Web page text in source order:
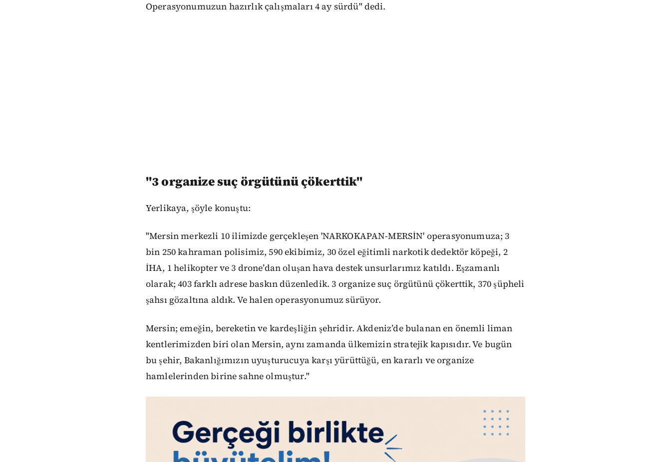
Operasyonumuzun hazırlık çalışmaları 4 ay sürdü" dedi.
"3 organize suç örgütünü çökerttik"
Yerlikaya, şöyle konuştu:
"Mersin merkezli 10 ilimizde gerçekleşen 'NARKOKAPAN-MERSİN' operasyonumuza; 3
bin 250 kahraman polisimiz, 590 ekibimiz, 30 özel eğitimli narkotik dedektör köpeği, 2
İHA, 1 helikopter ve 3 drone’dan oluşan hava destek unsurlarımız katıldı. Eşzamanlı
olarak; 403 farklı adrese baskın düzenledik. 3 organize suç örgütünü çökerttik, 370 şüpheli
şahsı gözaltına aldık. Ve halen operasyonumuz sürüyor.
Mersin; emeğin, bereketin ve kardeşliğin şehridir. Akdeniz’de bulanan en önemli liman
kentlerimizden biri olan Mersin, aynı zamanda ülkemizin stratejik kapısıdır. Ve bugün
bu şehir, Bakanlığımızın uyuşturucuya karşı yürüttüğü, en kararlı ve organize
hamlelerinden birine sahne olmuştur."